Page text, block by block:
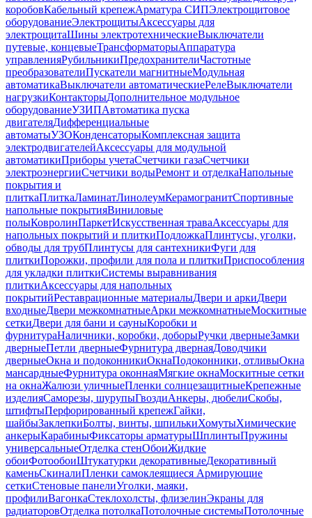
коробовКабельный крепежАрматура СИПЭлектрощитовое
оборудованиеЭлектрощитыАксессуары для
электрощитаШины электротехническиеВыключатели
путевые, концевыеТрансформаторыАппаратура
управленияРубильникиПредохранителиЧастотные
преобразователиПускатели магнитныеМодульная
автоматикаВыключатели автоматическиеРелеВыключатели
нагрузкиКонтакторыДополнительное модульное
оборудованиеУЗИПАвтоматика пуска
двигателяДифференциальные
автоматыУЗОКонденсаторыКомплексная защита
электродвигателейАксессуары для модульной
автоматикиПриборы учетаСчетчики газаСчетчики
электроэнергииСчетчики водыРемонт и отделкаНапольные
покрытия и
плиткаПлиткаЛаминатЛинолеумКерамогранитСпортивные
напольные покрытияВиниловые
полыКовролинПаркетИскусственная траваАксессуары для
напольных покрытий и плиткиПодложкаПлинтусы, уголки,
обводы для трубПлинтусы для сантехникиФуги для
плиткиПорожки, профили для пола и плиткиПриспособления
для укладки плиткиСистемы выравнивания
плиткиАксессуары для напольных
покрытийРеставрационные материалыДвери и аркиДвери
входныеДвери межкомнатныеАрки межкомнатныеМоскитные
сеткиДвери для бани и сауныКоробки и
фурнитураНаличники, коробки, доборыРучки дверныеЗамки
дверныеПетли дверныеФурнитура двернаяДоводчики
дверныеОкна и подоконникиОкнаПодоконники, отливыОкна
мансардныеФурнитура оконнаяМягкие окнаМоскитные сетки
на окнаЖалюзи уличныеПленки солнцезащитныеКрепежные
изделияСаморезы, шурупыГвоздиАнкеры, дюбелиСкобы,
штифтыПерфорированный крепежГайки,
шайбыЗаклепкиБолты, винты, шпилькиХомутыХимические
анкерыКарабиныФиксаторы арматурыШплинтыПружины
универсальныеОтделка стенОбоиЖидкие
обоиФотообоиШтукатурки декоративныеДекоративный
каменьСкиналиПленки самоклеящиеся Армирующие
сеткиСтеновые панелиУголки, маяки,
профилиВагонкаСтеклохолсты, флизелинЭкраны для
радиаторовОтделка потолкаПотолочные системыПотолочные